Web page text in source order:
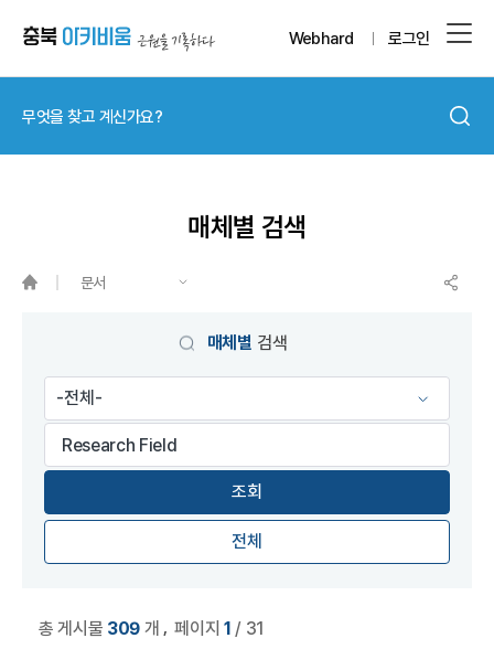
Webhard 로그인
매체별 검색
문서
매체별 검색
전체
총 게시물 309 개 ,페이지 1 / 31